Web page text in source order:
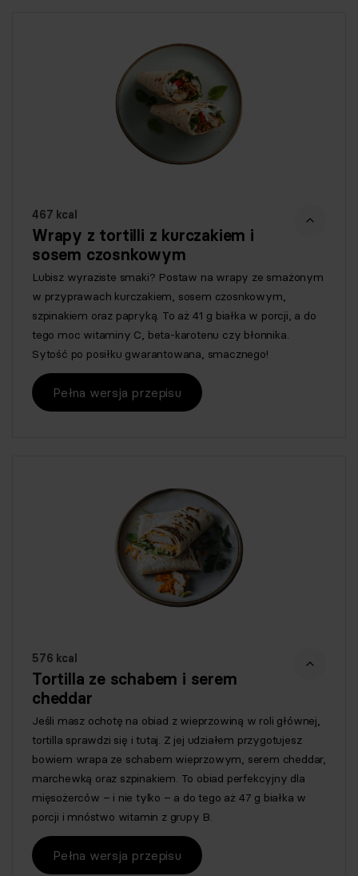
467 kcal
Wrapy z tortilli z kurczakiem i
sosem czosnkowym
Lubisz wyraziste smaki? Postaw na wrapy ze smażonym
w przyprawach kurczakiem, sosem czosnkowym,
szpinakiem oraz papryką. To aż 41 g białka w porcji, a do
tego moc witaminy C, beta-karotenu czy błonnika.
Sytość po posiłku gwarantowana, smacznego!
Pełna wersja przepisu
576 kcal
Tortilla ze schabem i serem
cheddar
Jeśli masz ochotę na obiad z wieprzowiną w roli głównej,
tortilla sprawdzi się i tutaj. Z jej udziałem przygotujesz
bowiem wrapa ze schabem wieprzowym, serem cheddar,
marchewką oraz szpinakiem. To obiad perfekcyjny dla
mięsożerców – i nie tylko – a do tego aż 47 g białka w
porcji i mnóstwo witamin z grupy B.
Pełna wersja przepisu